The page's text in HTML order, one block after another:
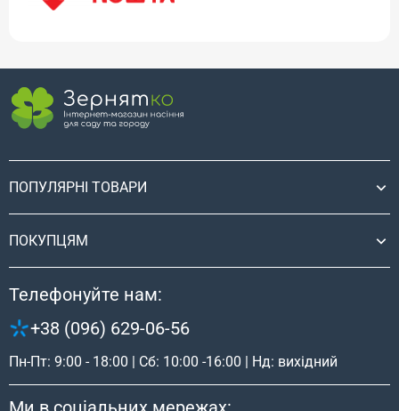
ПОПУЛЯРНІ ТОВАРИ
ПОКУПЦЯМ
Телефонуйте нам:
+38 (096) 629-06-56
Пн-Пт: 9:00 - 18:00 | Сб: 10:00 -16:00 | Нд: вихідний